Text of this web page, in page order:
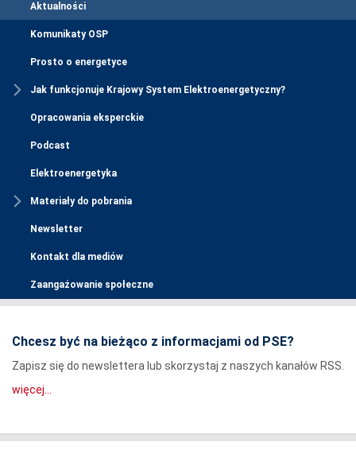
Aktualności
Komunikaty OSP
Prosto o energetyce
Jak funkcjonuje Krajowy System Elektroenergetyczny?
Opracowania eksperckie
Podcast
Elektroenergetyka
Materiały do pobrania
Newsletter
Kontakt dla mediów
Zaangażowanie społeczne
Chcesz być na bieżąco z informacjami od PSE?
Zapisz się do newslettera lub skorzystaj z naszych kanałów RSS.
więcej...